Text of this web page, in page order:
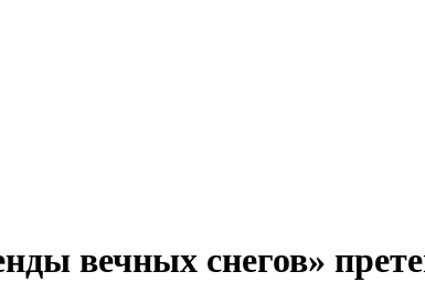
вечных снегов»